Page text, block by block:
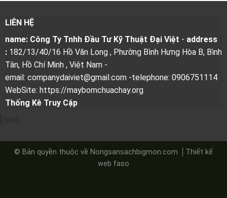
LIÊN HỆ
name: Công Ty Tnhh Đầu Tư Kỹ Thuật Đại Việt - address
:182/13/40/16 Hồ Văn Long , Phường Bình Hưng Hòa B, Bình
Tân, Hồ Chí Minh , Việt Nam -
email: companydaiviet@gmail.com -telephone: 0906751114
WebSite: https://maybomchuachay.org
Thống Kê Truy Cập
© Bản quyền thuộc về Nongsansachbigmon.com
Thiết kế
web faso